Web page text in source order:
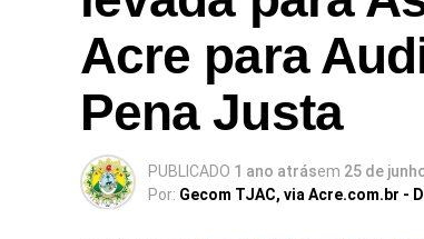
Acre para
Pena Justa
PUBLICADO 1 ano atrásem 25 de
Por: Gecom TJAC, via Acre.com.br -